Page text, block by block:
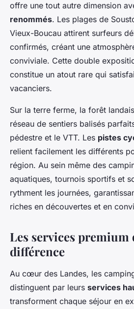
offre une tout autre dimension
renommés. Les plages de
Vieux-Boucau attirent surfeurs
confirmés, créant une
conviviale. Cette double
constitue un atout rare qui
vacanciers.
Sur la terre ferme, la forêt
réseau de sentiers balisés
pédestre et le VTT. Les pistes
relient facilement les différents
région. Au sein même des
aquatiques, tournois sportifs et
rythment les journées,
riches en découvertes et en
Les services
différence
Au cœur des Landes, les
distinguent par leurs services
transforment chaque séjour en